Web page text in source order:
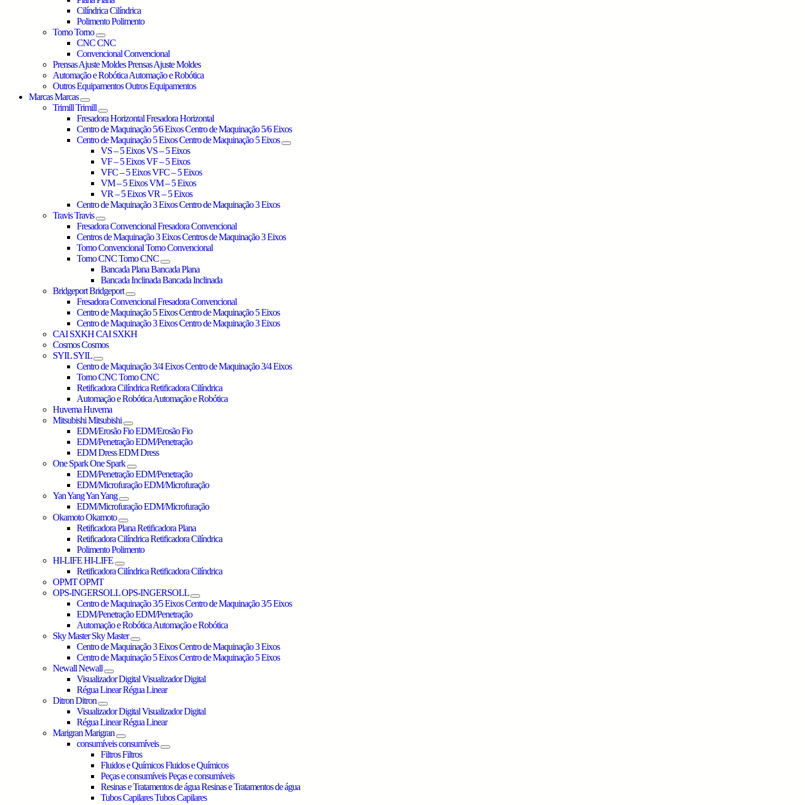
CilíndricaCilíndrica
PolimentoPolimento
TornoTorno
CNCCNC
ConvencionalConvencional
Prensas Ajuste MoldesPrensas Ajuste Moldes
Automação e RobóticaAutomação e Robótica
Outros EquipamentosOutros Equipamentos
MarcasMarcas
TrimillTrimill
Fresadora HorizontalFresadora Horizontal
Centro de Maquinação 5/6 EixosCentro de Maquinação 5/6 Eixos
Centro de Maquinação 5 EixosCentro de Maquinação 5 Eixos
VS – 5 EixosVS – 5 Eixos
VF – 5 EixosVF – 5 Eixos
VFC – 5 EixosVFC – 5 Eixos
VM – 5 EixosVM – 5 Eixos
VR – 5 EixosVR – 5 Eixos
Centro de Maquinação 3 EixosCentro de Maquinação 3 Eixos
TravisTravis
Fresadora ConvencionalFresadora Convencional
Centros de Maquinação 3 EixosCentros de Maquinação 3 Eixos
Torno ConvencionalTorno Convencional
Torno CNCTorno CNC
Bancada PlanaBancada Plana
Bancada InclinadaBancada Inclinada
BridgeportBridgeport
Fresadora ConvencionalFresadora Convencional
Centro de Maquinação 5 EixosCentro de Maquinação 5 Eixos
Centro de Maquinação 3 EixosCentro de Maquinação 3 Eixos
CAI SXKHCAI SXKH
CosmosCosmos
SYIL SYIL
Centro de Maquinação 3/4 EixosCentro de Maquinação 3/4 Eixos
Torno CNCTorno CNC
Retificadora CilíndricaRetificadora Cilíndrica
Automação e RobóticaAutomação e Robótica
HuvemaHuvema
MitsubishiMitsubishi
EDM/Erosão FioEDM/Erosão Fio
EDM/PenetraçãoEDM/Penetração
EDM DressEDM Dress
One SparkOne Spark
EDM/PenetraçãoEDM/Penetração
EDM/MicrofuraçãoEDM/Microfuração
Yan YangYan Yang
EDM/MicrofuraçãoEDM/Microfuração
OkamotoOkamoto
Retificadora PlanaRetificadora Plana
Retificadora CilíndricaRetificadora Cilíndrica
PolimentoPolimento
HI-LIFEHI-LIFE
Retificadora CilíndricaRetificadora Cilíndrica
OPMTOPMT
OPS-INGERSOLL OPS-INGERSOLL
Centro de Maquinação 3/5 EixosCentro de Maquinação 3/5 Eixos
EDM/PenetraçãoEDM/Penetração
Automação e RobóticaAutomação e Robótica
Sky Master Sky Master
Centro de Maquinação 3 EixosCentro de Maquinação 3 Eixos
Centro de Maquinação 5 EixosCentro de Maquinação 5 Eixos
NewallNewall
Visualizador DigitalVisualizador Digital
Régua LinearRégua Linear
DitronDitron
Visualizador DigitalVisualizador Digital
Régua LinearRégua Linear
MarigranMarigran
consumíveisconsumíveis
FiltrosFiltros
Fluidos e QuímicosFluidos e Químicos
Peças e consumíveisPeças e consumíveis
Resinas e Tratamentos de águaResinas e Tratamentos de água
Tubos CapilaresTubos Capilares